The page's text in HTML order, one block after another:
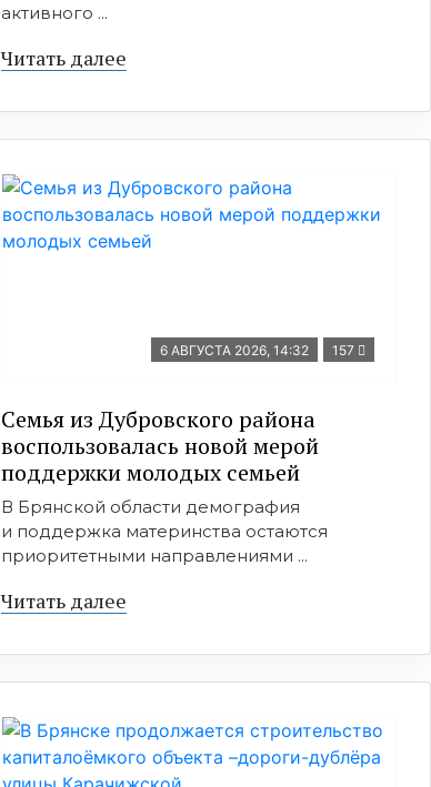
активного ...
Читать далее
6 АВГУСТА 2026, 14:32 157
Семья из Дубровского района
воспользовалась новой мерой
поддержки молодых семьей
В Брянской области демография
и поддержка материнства остаются
приоритетными направлениями ...
Читать далее